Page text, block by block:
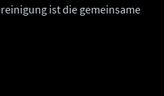
ist die gemeinsame